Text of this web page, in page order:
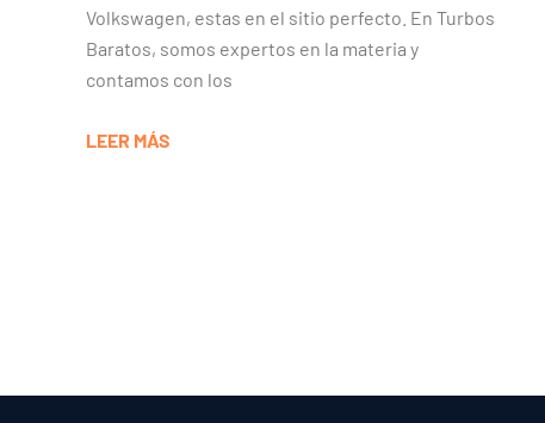
Volkswagen, estas en el sitio perfecto. En Turbos
Baratos, somos expertos en la materia y
contamos con los
LEER MÁS